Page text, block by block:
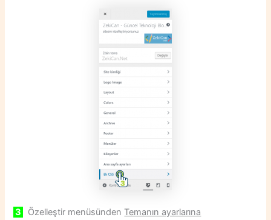
3 Özelleştir menüsünden Temanın ayarlarına